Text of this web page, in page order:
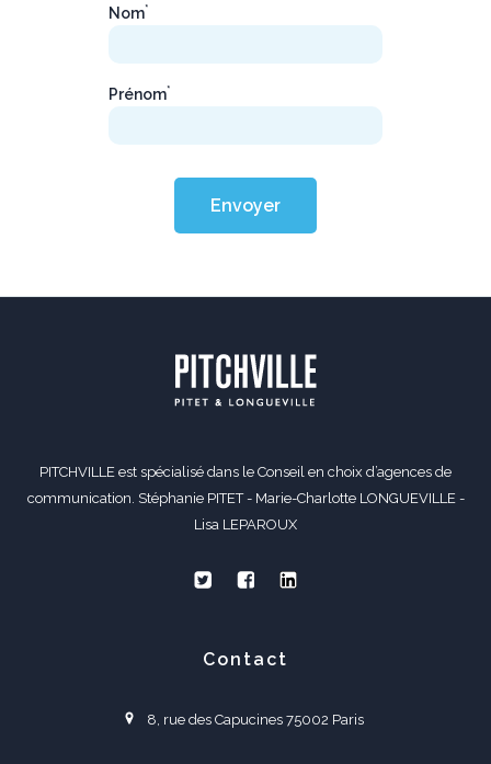
Nom*
Prénom*
Envoyer
PITCHVILLE est spécialisé dans le Conseil en choix d’agences de
communication. Stéphanie PITET - Marie-Charlotte LONGUEVILLE -
Lisa LEPAROUX
Contact
8, rue des Capucines 75002 Paris